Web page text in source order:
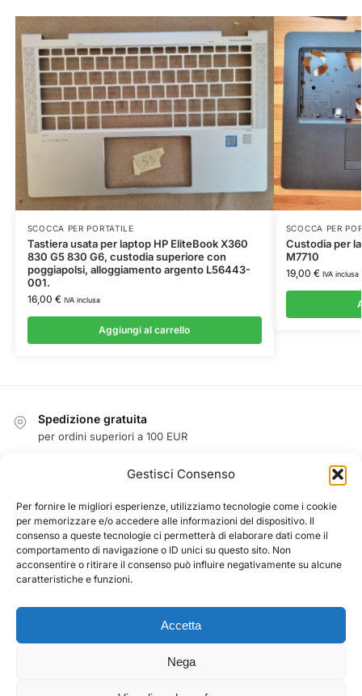
Gestisci Consenso
Per fornire le migliori esperienze, utilizziamo tecnologie come i cookie
per memorizzare e/o accedere alle informazioni del dispositivo. Il
consenso a queste tecnologie ci permetterà di elaborare dati come il
comportamento di navigazione o ID unici su questo sito. Non
acconsentire o ritirare il consenso può influire negativamente su alcune
caratteristiche e funzioni.
Accetta
Nega
SCOCCA PER PORTATILE
Tastiera usata per laptop HP EliteBook X360
830 G5 830 G6, custodia superiore con
poggiapolsi, alloggiamento argento L56443-
001.
16,00 € IVA inclusa
Aggiungi al carrello
SCOCCA PER
Custodia per
M7710
19,00 € IVA inclusa
Spedizione gratuita
per ordini superiori a 100 EUR
garanzia di rimborso
Garanzia
1 anno di garanzia su tutti i prodotti
Pagamento sicuro garantito
PayPal / MasterCard / Visa